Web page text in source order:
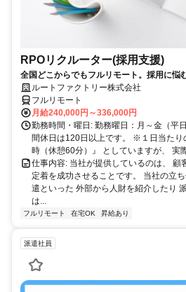
RPOリクルーター(採用支援)
全国どこからでもフルリモート。採用に悩
える仕事です。
ルートファクトリー株式会社
フルリモート
月給240,000円～336,000円
勤務時間・曜日: 勤務曜日：月～金（平
間休日は120日以上です。 ※１日当た
時（休憩60分）』 としていますが、 実
仕事内容: 当社が提供しているのは、 顧
定着を成功させることです。 当社の立
遣といった 外部から人財を紹介したり
は...
フルリモート 在宅OK 昇給あり
派遣社員